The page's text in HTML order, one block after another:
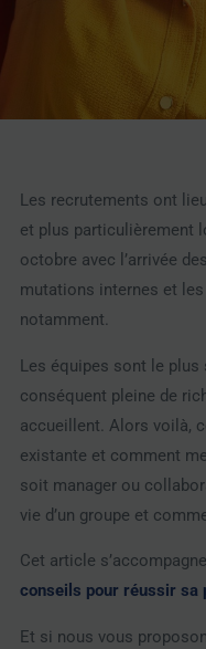
Les recrutements ont
et plus particulièrement
octobre avec l’arrivée
mutations internes et
notamment.
Les équipes sont le plus
conséquent pleine de
accueillent. Alors voilà,
existante et comment
soit manager ou
vie d’un groupe et
Cet article
conseils pour réussir sa
Et si nous vous